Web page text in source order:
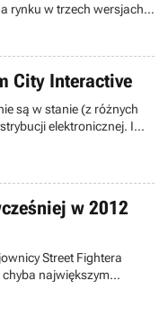
rynku w trzech wersjach:
oraz, wbrew
PC. Nad częścią
Entertainment, a
i zmierzą się z orkami.
City Interactive
są w stanie (z różnych
elektronicznej. I
się doskonałymi
tą drogą. Na szczęście –
w 2012
Street Fightera
chyba największym
Comic-Con.
czego już teraz wiele